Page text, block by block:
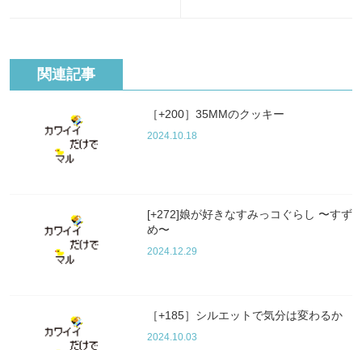
関連記事
［+200］35MMのクッキー
2024.10.18
[+272]娘が好きなすみっコぐらし 〜すず
め〜
2024.12.29
［+185］シルエットで気分は変わるか
2024.10.03